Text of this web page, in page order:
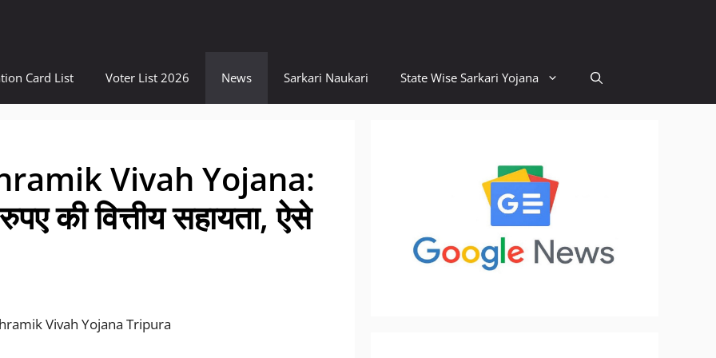
Card List Voter List 2026 News Sarkari Naukari State Wise Sarkari Yojana
Vivah Yojana:
की वित्तीय सहायता, ऐसे